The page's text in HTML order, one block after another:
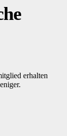
erhalten